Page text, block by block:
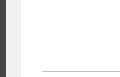
INTERNATIONALE UND
ANGEBOTE FÜR